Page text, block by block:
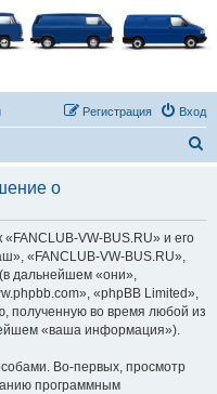
Вход
Регистрация
с
о
VW-BUS.RU» и его
«FANCLUB-VW-BUS.RU»,
дальнейшем «они»,
«phpBB Limited»,
полученную во время любой из
«ваша информация»).
Во-первых, просмотр
программным